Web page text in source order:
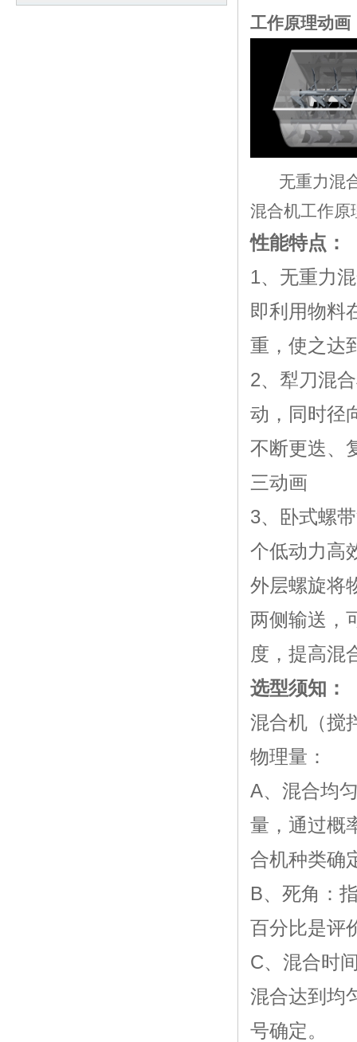
工作原理动画
无重力
混合机工作原
性能特点：
1、 无重力
即利用物料
重，使之达
2、 犁刀混
动，同时径
不断更迭、
三动画
3、
卧式螺
个低动力高
外层螺旋将
两侧输送，
度，提高混
选型须知：
混合机（搅
物理量：
A、混合均
量，通过概
合机种类确
B、死角：
百分比是评
C、混合时
混合达到均
号确定。